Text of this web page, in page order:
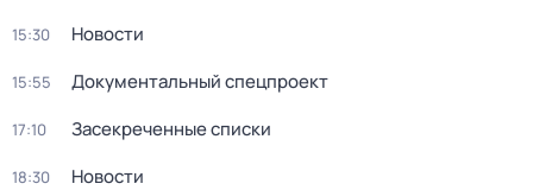
15:30 Новости
15:55 Документальный спецпроект
17:10 Заcекрeченные списки
18:30 Новости